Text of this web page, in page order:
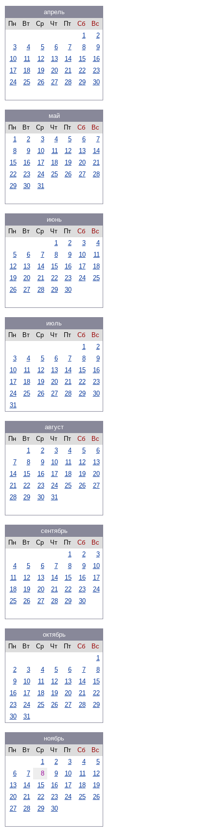
апрель
Пн
Вт Ср Чт Пт Сб
Вс
1
2
3
4 5 6 7 8
9
10
11 12 13 14 15
16
17
18 19 20 21 22
23
24
25 26 27 28 29 30
май
Пн
Вт Ср Чт Пт Сб
Вс
1
2 3 4 5 6
7
8
9 10 11 12 13
14
15
16 17 18 19 20
21
22
23 24 25 26 27
28
29
30 31
июнь
Пн
Вт Ср Чт Пт Сб
Вс
1
2 3
4
5
6 7 8 9 10
11
12
13 14 15 16 17
18
19
20 21 22 23 24
25
26
27 28 29 30
июль
Пн
Вт Ср Чт Пт Сб
Вс
1
2
3
4 5 6 7 8
9
10
11 12 13 14 15
16
17
18 19 20 21 22
23
24
25 26 27 28 29
30
31
август
Пн
Вт Ср Чт Пт Сб
Вс
1
2 3 4 5
6
7
8 9 10 11 12
13
14
15 16 17 18 19
20
21
22 23 24 25 26
27
28
29 30 31
сентябрь
Пн
Вт Ср Чт Пт Сб
Вс
1
2
3
4
5 6 7 8 9
10
11
12 13 14 15 16
17
18
19 20 21 22 23
24
25
26 27 28 29 30
октябрь
Пн
Вт Ср Чт Пт Сб
Вс
1
2
3 4 5 6 7
8
9
10 11 12 13 14
15
16
17 18 19 20 21
22
23
24 25 26 27 28
29
30
31
ноябрь
Пн
Вт Ср Чт Пт Сб
Вс
1
2 3 4
5
6
7 8 9 10 11
12
13
14 15 16 17 18
19
20
21 22 23 24 25
26
27
28 29 30